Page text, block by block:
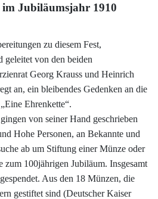
im Jubiläumsjahr 1910
zu diesem Fest,
geleitet von den beiden
Georg Krauss und Heinrich
an, ein bleibendes Gedenken an die
Ehrenkette“.
von seiner Hand geschrieben
Hohe Personen, an Bekannte und
ab um Stiftung einer Münze oder
100jährigen Jubiläum. Insgesamt
Aus den 18 Münzen, die
gestiftet sind (Deutscher Kaiser